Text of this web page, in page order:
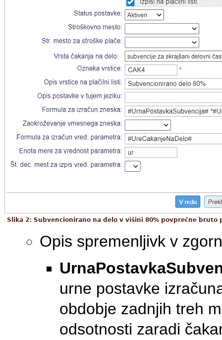
Slika 2: Subvencionirano na delo v višini 80% povprečne
Opis spremenljivk v
urne postavke
obdobje zadnjih treh
odsotnosti zaradi